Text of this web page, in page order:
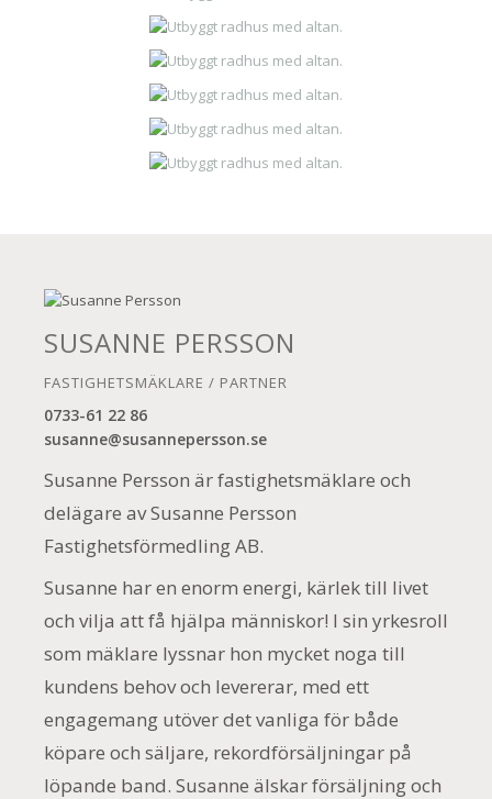
SUSANNE PERSSON
FASTIGHETSMÄKLARE / PARTNER
0733-61 22 86
susanne@susannepersson.se
Susanne Persson är fastighetsmäklare och
delägare av Susanne Persson
Fastighetsförmedling AB.
Susanne har en enorm energi, kärlek till livet
och vilja att få hjälpa människor! I sin yrkesroll
som mäklare lyssnar hon mycket noga till
kundens behov och levererar, med ett
engagemang utöver det vanliga för både
köpare och säljare, rekordförsäljningar på
löpande band. Susanne älskar försäljning och